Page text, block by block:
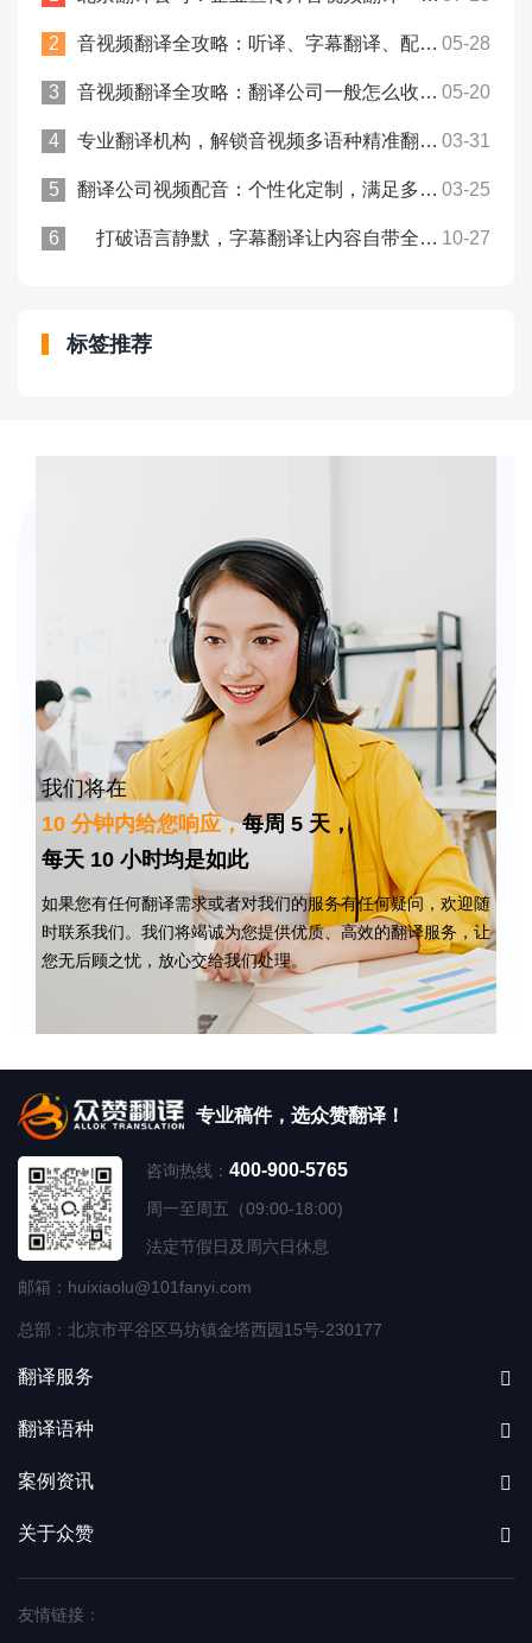
音视频翻译全攻略：听译、字幕翻译、配音服务怎么选！众赞翻译 05-28
音视频翻译全攻略：翻译公司一般怎么收费？众赞翻译 05-20
专业翻译机构，解锁音视频多语种精准翻译新体验！众赞翻译 03-31
翻译公司视频配音：个性化定制，满足多元视频翻译需求！众赞翻译 03-25
打破语言静默，字幕翻译让内容自带全球传播力 | 众赞翻译 10-27
标签推荐
我们将在
10 分钟内给您响应，每周 5 天，
每天 10 小时均是如此
如果您有任何翻译需求或者对我们的服务有任何疑问，欢迎随
时联系我们。我们将竭诚为您提供优质、高效的翻译服务，让
您无后顾之忧，放心交给我们处理。
专业稿件，选众赞翻译！
咨询热线： 400-900-5765
周一至周五（09:00-18:00)
法定节假日及周六日休息
邮箱：huixiaolu@101fanyi.com
总部：北京市平谷区马坊镇金塔西园15号-230177
翻译服务
翻译语种
案例资讯
关于众赞
友情链接：